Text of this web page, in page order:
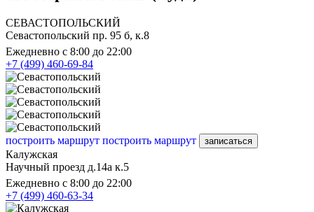
СЕВАСТОПОЛЬСКИЙ
Севастопольский пр. 95 б, к.8
Ежедневно с 8:00 до 22:00
+7 (499) 460-69-84
построить маршрут построить маршрут записаться
Калужская
Научный проезд д.14а к.5
Ежедневно с 8:00 до 22:00
+7 (499) 460-63-34